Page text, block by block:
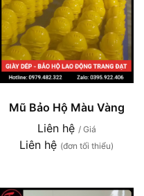
Mũ Bảo Hộ Màu Vàng
Liên hệ / Giá
Liên hệ (đơn tối thiểu)